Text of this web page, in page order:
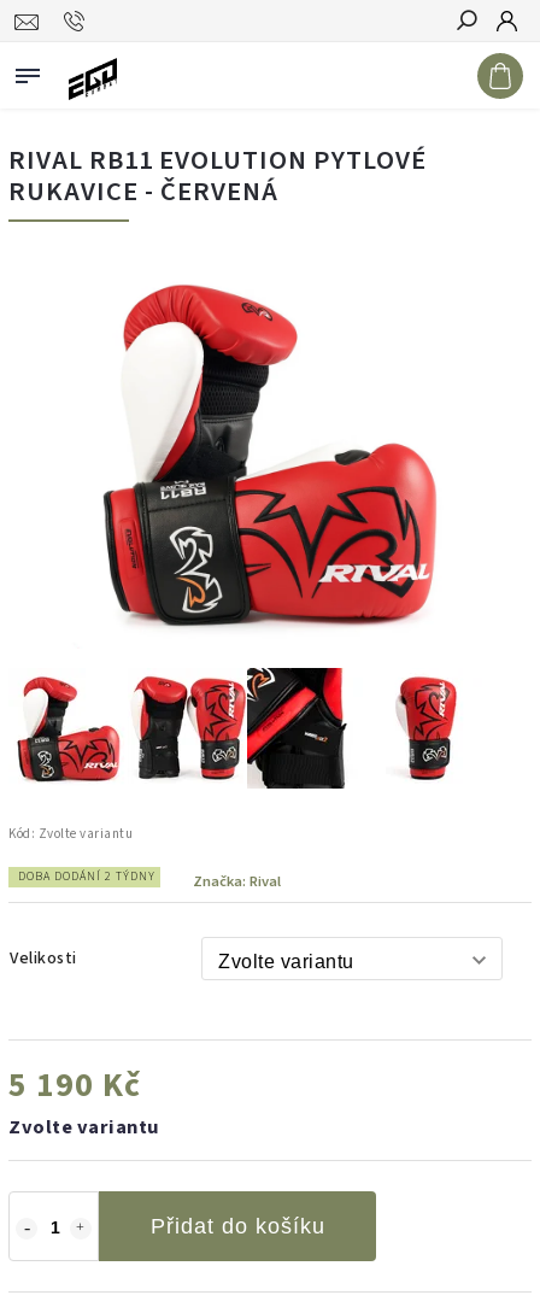
Hledat
RIVAL RB11 EVOLUTION PYTLOVÉ
RUKAVICE - ČERVENÁ
Kód: Zvolte variantu
DOBA DODÁNÍ 2 TÝDNY Značka: Rival
Velikosti
5 190 Kč
Zvolte variantu
Přidat do košíku